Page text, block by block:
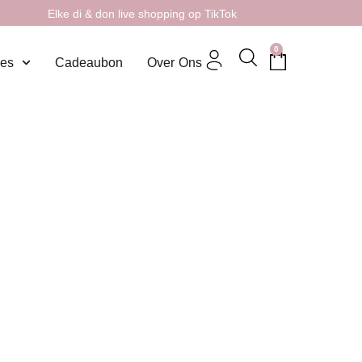
Elke di & don live shopping op TikTok
Cadeaubon Over Ons
0